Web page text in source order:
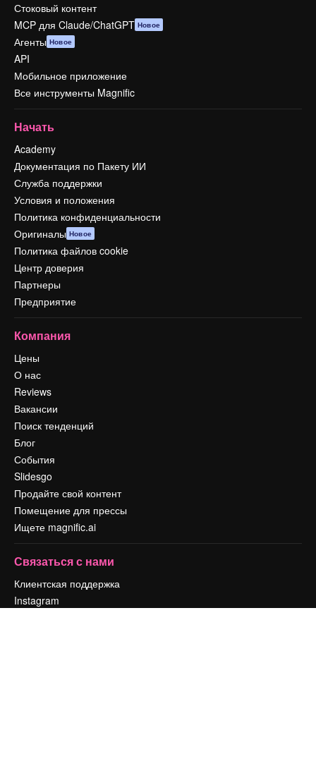
Стоковый контент
MCP для Claude/ChatGPT Новое
Агенты Новое
API
Мобильное приложение
Все инструменты Magnific
Начать
Academy
Документация по Пакету ИИ
Служба поддержки
Условия и положения
Политика конфиденциальности
Оригиналы Новое
Политика файлов cookie
Центр доверия
Партнеры
Предприятие
Компания
Цены
О нас
Reviews
Вакансии
Поиск тенденций
Блог
События
Slidesgo
Продайте свой контент
Помещение для прессы
Ищете magnific.ai
Связаться с нами
Клиентская поддержка
Instagram